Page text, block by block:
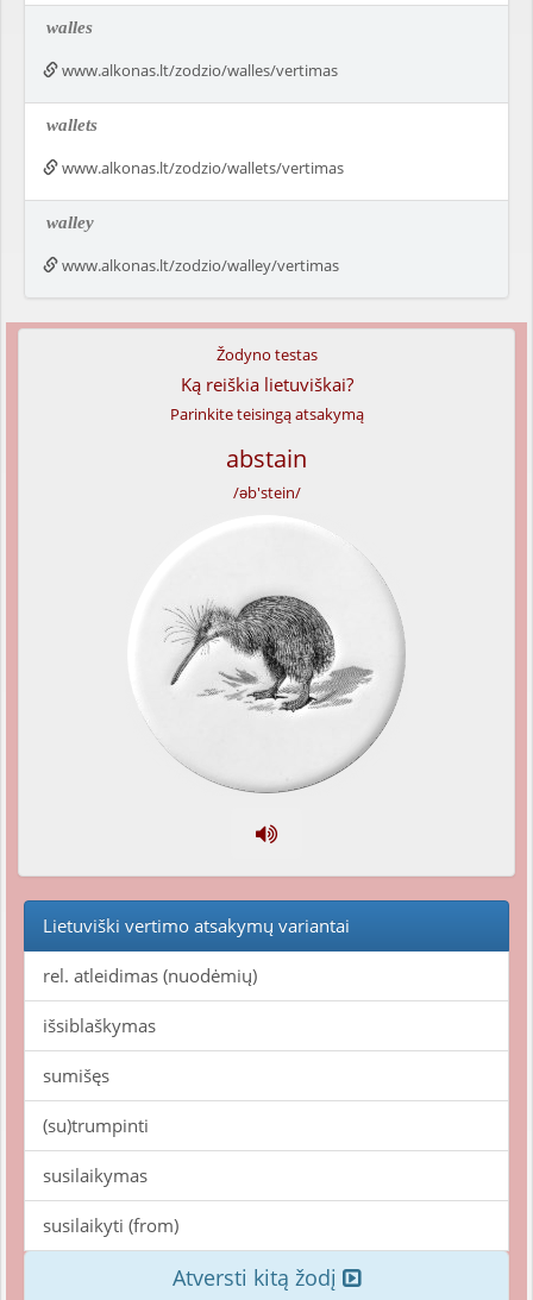
walles
www.alkonas.lt/zodzio/walles/vertimas
wallets
www.alkonas.lt/zodzio/wallets/vertimas
walley
www.alkonas.lt/zodzio/walley/vertimas
Žodyno testas
Ką reiškia lietuviškai?
Parinkite teisingą atsakymą
abstain
/əb'stein/
Lietuviški vertimo atsakymų variantai
rel. atleidimas (nuodėmių)
išsiblaškymas
sumišęs
(su)trumpinti
susilaikymas
susilaikyti (from)
Atversti kitą žodį